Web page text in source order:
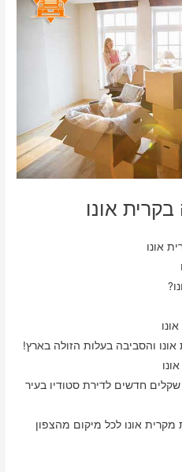
אונו
אונו
והסביבה בעלות הזולה בארץ!
בעלות חד פעמית של 250 שקלים חדשים לדירת סטודיו בעיר
מקרית אונו לכל מיקום מהצפון